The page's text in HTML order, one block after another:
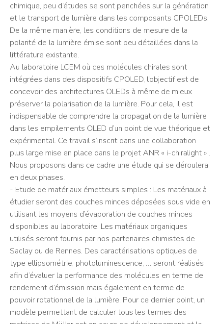
chimique, peu d’études se sont penchées sur la génération
et le transport de lumière dans les composants CPOLEDs.
De la même manière, les conditions de mesure de la
polarité de la lumière émise sont peu détaillées dans la
littérature existante.
Au laboratoire LCEM où ces molécules chirales sont
intégrées dans des dispositifs CPOLED, l’objectif est de
concevoir des architectures OLEDs à même de mieux
préserver la polarisation de la lumière. Pour cela, il est
indispensable de comprendre la propagation de la lumière
dans les empilements OLED d’un point de vue théorique et
expérimental. Ce travail s’inscrit dans une collaboration
plus large mise en place dans le projet ANR « i-chiralight » .
Nous proposons dans ce cadre une étude qui se déroulera
en deux phases.
- Etude de matériaux émetteurs simples : Les matériaux à
étudier seront des couches minces déposées sous vide en
utilisant les moyens d’évaporation de couches minces
disponibles au laboratoire. Les matériaux organiques
utilisés seront fournis par nos partenaires chimistes de
Saclay ou de Rennes. Des caractérisations optiques de
type ellipsométrie, photoluminescence, … seront réalisés
afin d’évaluer la performance des molécules en terme de
rendement d’émission mais également en terme de
pouvoir rotationnel de la lumière. Pour ce dernier point, un
modèle permettant de calculer tous les termes des